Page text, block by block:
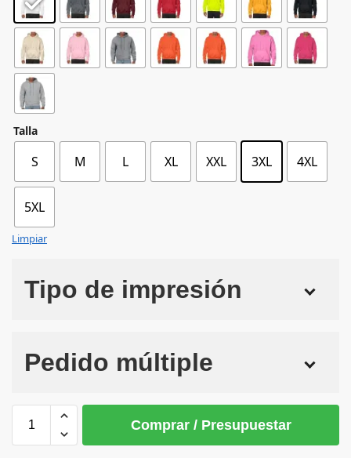
Talla
S M L XL XXL 3XL 4XL
5XL
Limpiar
Tipo de impresión
Pedido múltiple
Comprar / Presupuestar